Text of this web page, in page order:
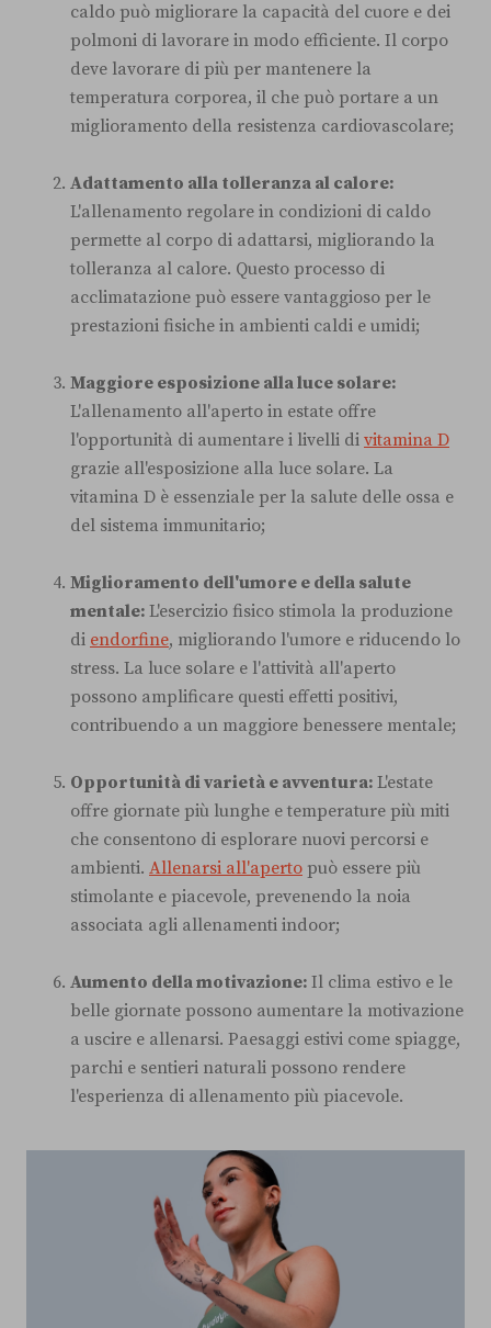
caldo può migliorare la capacità del cuore e dei
polmoni di lavorare in modo efficiente. Il corpo
deve lavorare di più per mantenere la
temperatura corporea, il che può portare a un
miglioramento della resistenza cardiovascolare;
Adattamento alla tolleranza al calore:
L'allenamento regolare in condizioni di caldo
permette al corpo di adattarsi, migliorando la
tolleranza al calore. Questo processo di
acclimatazione può essere vantaggioso per le
prestazioni fisiche in ambienti caldi e umidi;
Maggiore esposizione alla luce solare:
L'allenamento all'aperto in estate offre
l'opportunità di aumentare i livelli di vitamina D
grazie all'esposizione alla luce solare. La
vitamina D è essenziale per la salute delle ossa e
del sistema immunitario;
Miglioramento dell'umore e della salute
mentale: L'esercizio fisico stimola la produzione
di endorfine, migliorando l'umore e riducendo lo
stress. La luce solare e l'attività all'aperto
possono amplificare questi effetti positivi,
contribuendo a un maggiore benessere mentale;
Opportunità di varietà e avventura: L'estate
offre giornate più lunghe e temperature più miti
che consentono di esplorare nuovi percorsi e
ambienti. Allenarsi all'aperto può essere più
stimolante e piacevole, prevenendo la noia
associata agli allenamenti indoor;
Aumento della motivazione: Il clima estivo e le
belle giornate possono aumentare la motivazione
a uscire e allenarsi. Paesaggi estivi come spiagge,
parchi e sentieri naturali possono rendere
l'esperienza di allenamento più piacevole.